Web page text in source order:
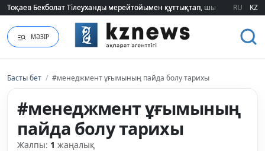
Тоқаев Бекболат Тілеуханды мерейтойымен құттықтап, шығармашылық
Тоқаев Бекболат Тілеуханды мерейтойымен құттықтап, шығармашылық
RU KZ
МӘЗІР
Басты бет / #менеджмент ұғымының пайда болу тарихы
#менеджмент ұғымының
пайда болу тарихы
Жалпы: 1 жаңалық